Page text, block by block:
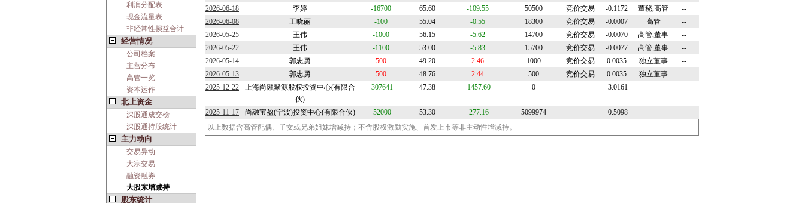
利润分配表
现金流量表
非经常性损益合计
经营情况
公司档案
主营分布
高管一览
资本运作
北上资金
深股通成交榜
深股通持股统计
主力动向
交易异动
大宗交易
融资融券
大股东增减持
股东统计
2026-06-18
李婷 -16700 65.60 -109.55 50500 竞价交易 -0.1172 董秘,高管
--
2026-06-08
王晓丽 -100 55.04 -0.55 18300 竞价交易 -0.0007 高管
--
2026-05-25
王伟 -1000 56.15 -5.62 14700 竞价交易 -0.0070 高管,董事
--
2026-05-22
王伟 -1100 53.00 -5.83 15700 竞价交易 -0.0077 高管,董事
--
2026-05-14
郭忠勇 500 49.20 2.46 1000 竞价交易 0.0035 独立董事
--
2026-05-13
郭忠勇 500 48.76 2.44 500 竞价交易 0.0035 独立董事
--
2025-12-22
上海尚融聚源股权投资中心(有限合
伙)
-307641 47.38 -1457.60 0 -- -3.0161 -- --
2025-11-17 尚融宝盈(宁波)投资中心(有限合伙) -52000 53.30 -277.16 5099974 -- -0.5098 --
--
以上数据含高管配偶、子女或兄弟姐妹增减持；不含股权激励实施、首发上市等非主动性增减持。